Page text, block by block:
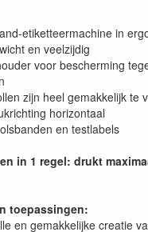
etiketteermachine in
en veelzijdig
voor bescherming
zijn heel gemakkelijk te
horizontaal
en testlabels
in 1 regel: drukt
toepassingen:
en gemakkelijke creatie